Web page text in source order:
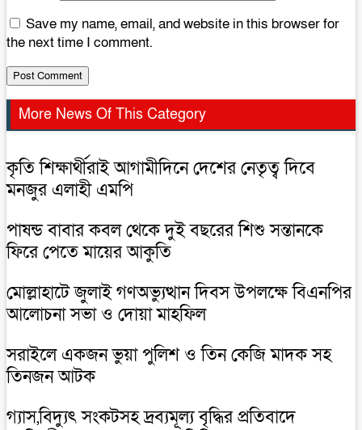
Save my name, email, and website in this browser for
the next time I comment.
More News Of This Category
কৃতি শিক্ষার্থীরাই আগামীদিনে দেশের নেতৃত্ব দিবে
মনজুর এলাহী এমপি
পাষন্ড বাবার কবল থেকে দুই বছরের শিশু সন্তানকে
ফিরে পেতে মায়ের আকুতি
মোল্লাহাটে জুলাই গণঅভ্যুত্থান দিবস উপলক্ষে বিএনপির
আলোচনা সভা ও দোয়া মাহফিল
সরাইলে একজন ভুয়া পুলিশ ও তিন কেজি মাদক সহ
তিনজন আটক
গ্যাস,বিদ্যুৎ সংকটসহ দ্রব্যমূল্য বৃদ্ধির প্রতিবাদে